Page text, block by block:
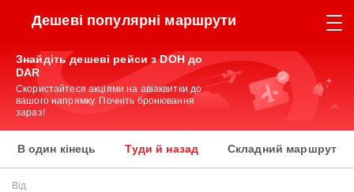
Дешеві популярні маршрути
Знайдіть дешеві рейси з DOH до
DAR
Скористайтеся акціями на авіаквитки до
вашого напрямку. Почніть бронювання
зараз!
В один кінець Туди й назад Складний маршрут
Від